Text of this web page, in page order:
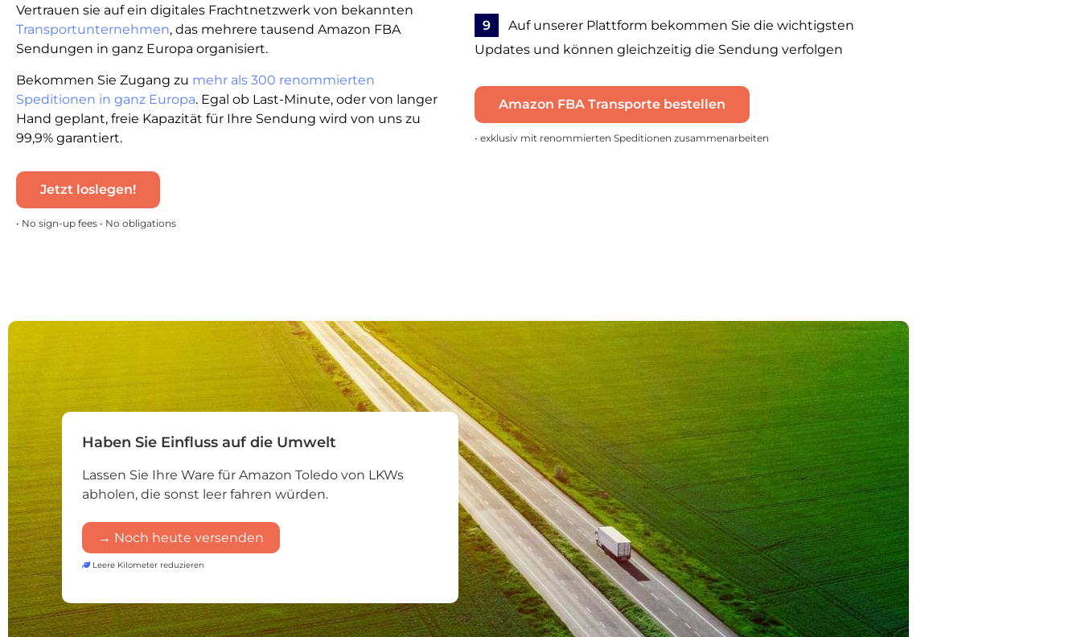
Vertrauen sie auf ein digitales Frachtnetzwerk von bekannten
Transportunternehmen, das mehrere tausend Amazon FBA
Sendungen in ganz Europa organisiert.
Bekommen Sie Zugang zu mehr als 300 renommierten
Speditionen in ganz Europa. Egal ob Last-Minute, oder von langer
Hand geplant, freie Kapazität für Ihre Sendung wird von uns zu
99,9% garantiert.
Jetzt loslegen!
• No sign-up fees • No obligations
9
Auf unserer Plattform bekommen Sie die wichtigsten
Updates und können gleichzeitig die Sendung verfolgen
Amazon FBA Transporte bestellen
• exklusiv mit renommierten Speditionen zusammenarbeiten
Haben Sie Einfluss auf die Umwelt
Lassen Sie Ihre Ware für Amazon Toledo von LKWs
abholen, die sonst leer fahren würden.
→ Noch heute versenden
Leere Kilometer reduzieren